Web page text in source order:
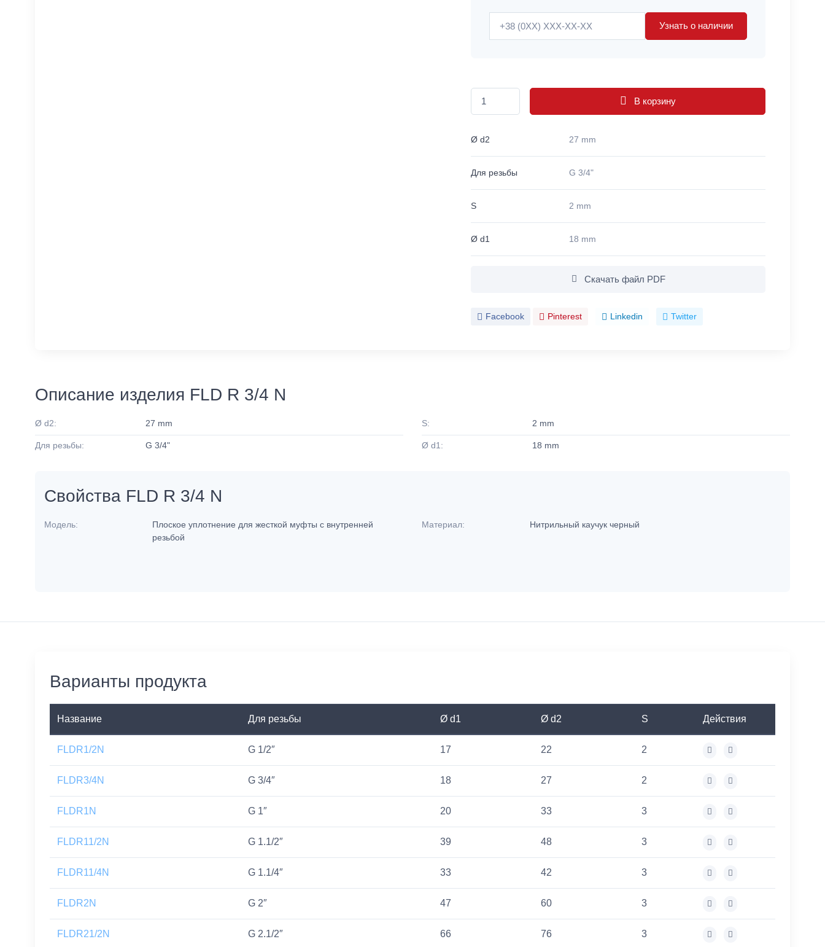
Узнать о наличии
В корзину
Ø d2 27 mm
Для резьбы G 3/4"
S 2 mm
Ø d1 18 mm
Скачать файл PDF
Facebook Pinterest Linkedin Twitter
Описание изделия FLD R 3/4 N
Ø d2: 27 mm
Для резьбы: G 3/4"
S: 2 mm
Ø d1: 18 mm
Свойства FLD R 3/4 N
Модель:
Плоское уплотнение для жесткой муфты с внутренней
резьбой
Материал: Нитрильный каучук черный
Варианты продукта
Название Для резьбы Ø d1 Ø d2 S Действия
FLDR1/2N G 1/2″ 17 22 2
FLDR3/4N G 3/4″ 18 27 2
FLDR1N G 1″ 20 33 3
FLDR11/2N G 1.1/2″ 39 48 3
FLDR11/4N G 1.1/4″ 33 42 3
FLDR2N G 2″ 47 60 3
FLDR21/2N G 2.1/2″ 66 76 3